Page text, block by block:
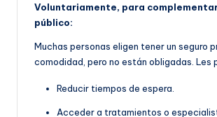
Voluntariamente, para
público:
Muchas personas eligen tener un seguro
comodidad, pero no están obligadas. Les
Reducir tiempos de espera.
Acceder a tratamientos o